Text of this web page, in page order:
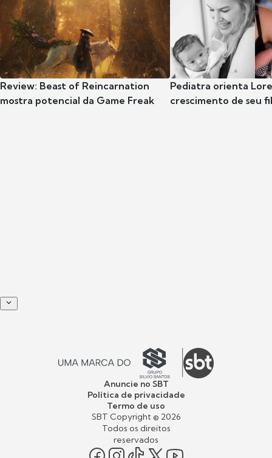
Review: Beast of Reincarnation
mostra potencial da Game Freak
Pediatra orienta
crescimento de seu
Anuncie no SBT
Política de privacidade
Termo de uso
SBT Copyright © 2026
Todos os direitos
reservados